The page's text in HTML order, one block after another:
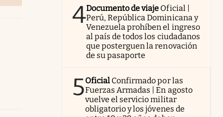
4Documento de viaje Oficial |
Perú, República Dominicana y
Venezuela prohíben el ingreso
al país de todos los ciudadanos
que posterguen la renovación
de su pasaporte
5Oficial Confirmado por las
Fuerzas Armadas | En agosto
vuelve el servicio militar
obligatorio y los jóvenes de